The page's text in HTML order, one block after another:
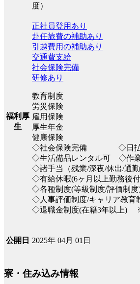
度）
福利厚
生
正社員登用あり
赴任旅費の補助あり
引越費用の補助あり
交通費支給
社会保険完備
研修あり
教育制度
労災保険
雇用保険
厚生年金
健康保険
◇社会保険完備 ◇日払
◇生活備品レンタル可
◇諸手当（残業/深夜/休出/通勤
◇有給休暇(6ヶ月以上勤務後
◇各種制度(等級制度/評価制度
◇人事評価制度/キャリア教育
◇退職金制度(在籍3年以上)
公開日 2025年 04月 01日
寮・住み込み情報